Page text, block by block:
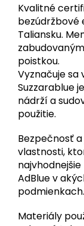
Kvalitné
Taliansku.
poistkou.
Vyznačuje sa
Suzzarablue
nádrží a
použitie.
Bezpečnosť
vlastnosti,
AdBlue v
podmienkach.
Materiály